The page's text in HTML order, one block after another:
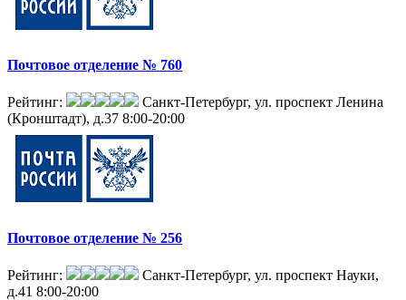
Почтовое отделение № 760
Рейтинг:
Санкт-Петербург, ул. проспект Ленина
(Кронштадт), д.37 8:00-20:00
Почтовое отделение № 256
Рейтинг:
Санкт-Петербург, ул. проспект Науки,
д.41 8:00-20:00